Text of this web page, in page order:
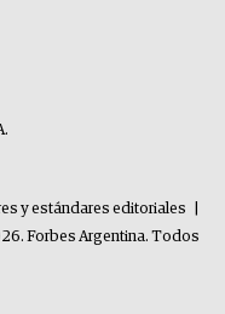
y estándares editoriales
Forbes Argentina. Todos